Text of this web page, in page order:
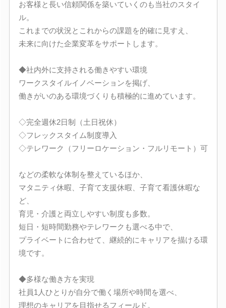
お客様と長い信頼関係を築いていくのも当社のスタイ
ル。
これまでの状況とこれからの課題を的確に見すえ、
未来に向けた企業変革をサポートします。
◆社内外に支持される働きやすい環境
ワークスタイルイノベーションを掲げ、
働きがいのある環境づくりも積極的に進めています。
◇完全週休2日制（土日祝休）
◇フレックスタイム制度導入
◇テレワーク（フリーロケーション・フルリモート）可
などの柔軟な体制を整えているほか、
マタニティ休暇、子育て支援休暇、子育て看護休暇な
ど、
育児・介護と両立しやすい制度も多数。
短日・短時間勤務やテレワークも選べる中で、
プライベートに合わせて、継続的にキャリアを描ける環
境です。
◆多様な働き方を実現
社員1人ひとりが自分で働く場所や時間を選べ、
理想のキャリアを目指せるフィールド。